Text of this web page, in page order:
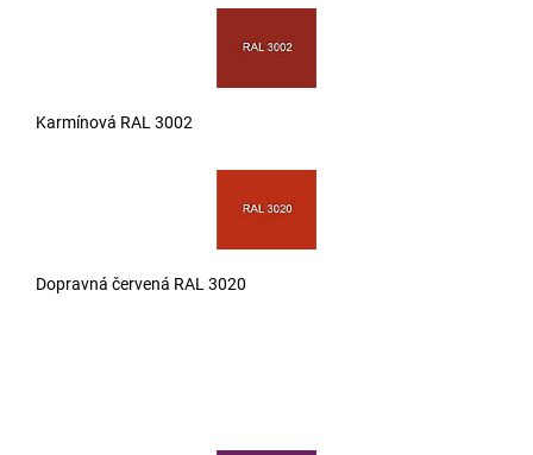
Karmínová RAL 3002
Dopravná červená RAL 3020